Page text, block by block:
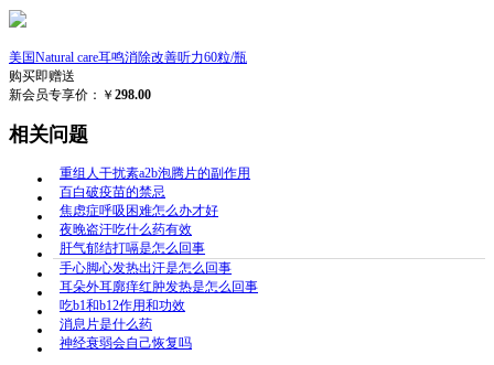
美国Natural care耳鸣消除改善听力60粒/瓶
购买即赠送
新会员专享价：￥ 298.00
相关问题
重组人干扰素a2b泡腾片的副作用
百白破疫苗的禁忌
焦虑症呼吸困难怎么办才好
夜晚盗汗吃什么药有效
肝气郁结打嗝是怎么回事
手心脚心发热出汗是怎么回事
耳朵外耳廓痒红肿发热是怎么回事
吃b1和b12作用和功效
消息片是什么药
神经衰弱会自己恢复吗